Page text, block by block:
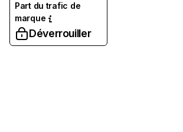
Part du trafic de
marque
Déverrouiller